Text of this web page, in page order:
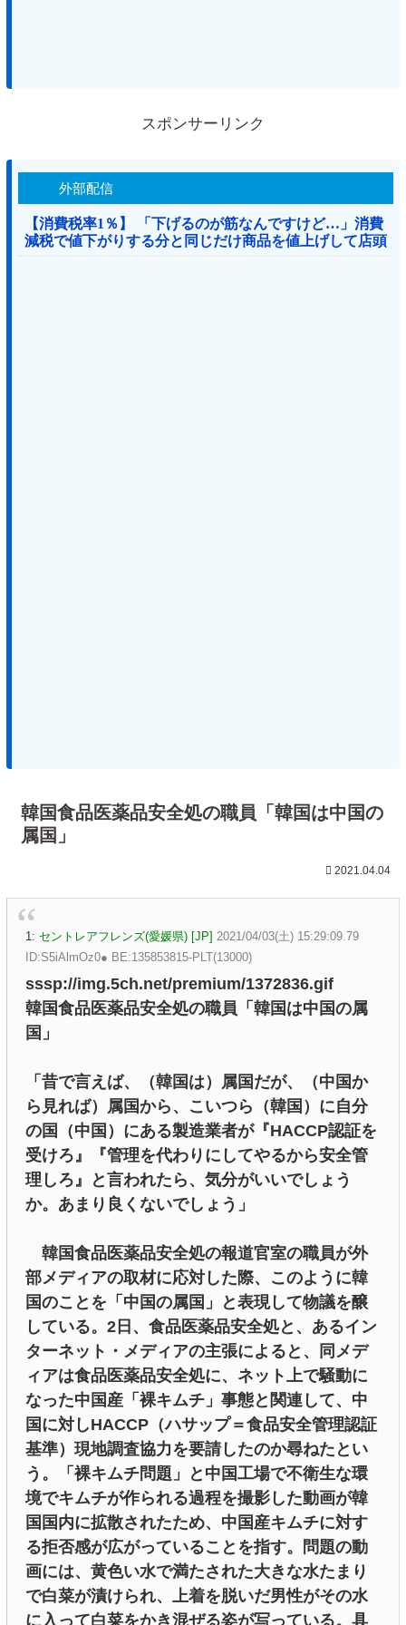
スポンサーリンク
外部配信
【消費税率1％】 「下げるのが筋なんですけど…」消費
減税で値下がりする分と同じだけ商品を値上げして店頭
価格を変えない店も
韓国食品医薬品安全処の職員「韓国は中国の
属国」
2021.04.04
1: セントレアフレンズ(愛媛県) [JP] 2021/04/03(土) 15:29:09.79
ID:S5iAlmOz0● BE:135853815-PLT(13000)
sssp://img.5ch.net/premium/1372836.gif
韓国食品医薬品安全処の職員「韓国は中国の属
国」
「昔で言えば、（韓国は）属国だが、（中国か
ら見れば）属国から、こいつら（韓国）に自分
の国（中国）にある製造業者が『HACCP認証を
受けろ』『管理を代わりにしてやるから安全管
理しろ』と言われたら、気分がいいでしょう
か。あまり良くないでしょう」
韓国食品医薬品安全処の報道官室の職員が外
部メディアの取材に応対した際、このように韓
国のことを「中国の属国」と表現して物議を醸
している。2日、食品医薬品安全処と、あるイン
ターネット・メディアの主張によると、同メデ
ィアは食品医薬品安全処に、ネット上で騒動に
なった中国産「裸キムチ」事態と関連して、中
国に対しHACCP（ハサップ＝食品安全管理認証
基準）現地調査協力を要請したのか尋ねたとい
う。「裸キムチ問題」と中国工場で不衛生な環
境でキムチが作られる過程を撮影した動画が韓
国国内に拡散されたため、中国産キムチに対す
る拒否感が広がっていることを指す。問題の動
画には、黄色い水で満たされた大きな水たまり
で白菜が漬けられ、上着を脱いだ男性がその水
に入って白菜をかき混ぜる姿が写っている。具